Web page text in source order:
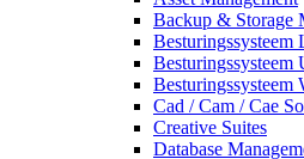
Backup & Storage
Besturingssysteem
Besturingssysteem
Besturingssysteem
Cad / Cam / Cae
Creative Suites
Database